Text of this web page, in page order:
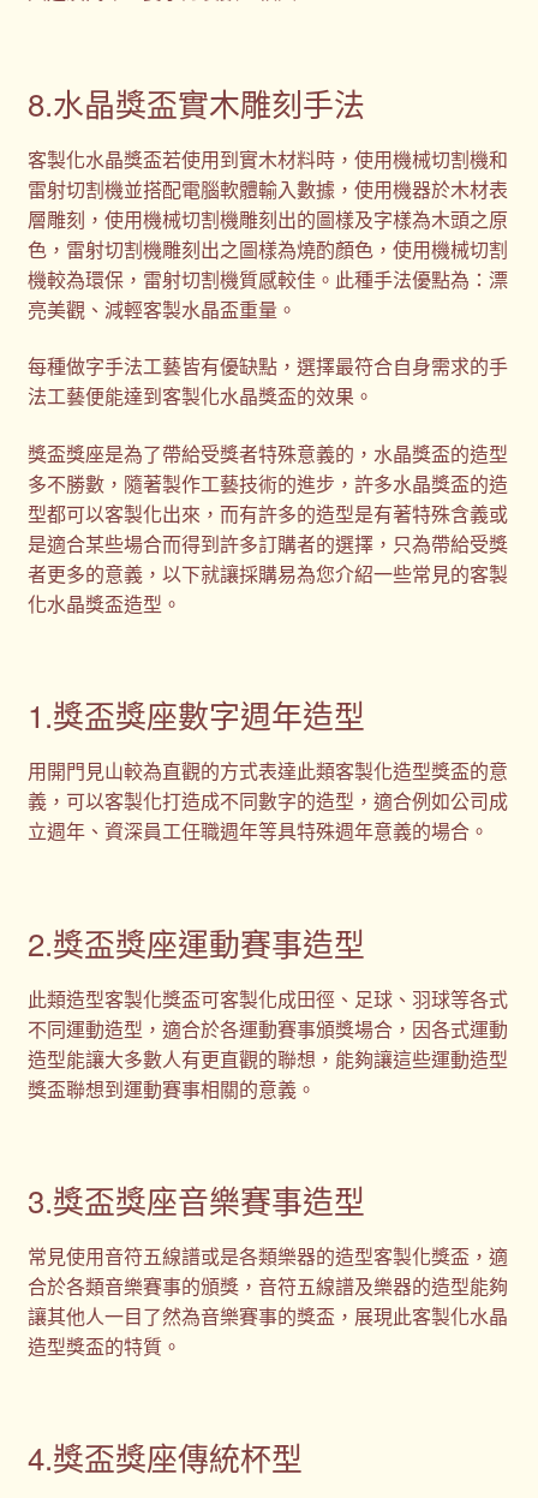
8.水晶獎盃實木雕刻手法
客製化水晶獎盃若使用到實木材料時，使用機械切割機和
雷射切割機並搭配電腦軟體輸入數據，使用機器於木材表
層雕刻，使用機械切割機雕刻出的圖樣及字樣為木頭之原
色，雷射切割機雕刻出之圖樣為燒酌顏色，使用機械切割
機較為環保，雷射切割機質感較佳。此種手法優點為：漂
亮美觀、減輕客製水晶盃重量。
每種做字手法工藝皆有優缺點，選擇最符合自身需求的手
法工藝便能達到客製化水晶獎盃的效果。
獎盃獎座是為了帶給受獎者特殊意義的，水晶獎盃的造型
多不勝數，隨著製作工藝技術的進步，許多水晶獎盃的造
型都可以客製化出來，而有許多的造型是有著特殊含義或
是適合某些場合而得到許多訂購者的選擇，只為帶給受獎
者更多的意義，以下就讓採購易為您介紹一些常見的客製
化水晶獎盃造型。
1.獎盃獎座數字週年造型
用開門見山較為直觀的方式表達此類客製化造型獎盃的意
義，可以客製化打造成不同數字的造型，適合例如公司成
立週年、資深員工任職週年等具特殊週年意義的場合。
2.獎盃獎座運動賽事造型
此類造型客製化獎盃可客製化成田徑、足球、羽球等各式
不同運動造型，適合於各運動賽事頒獎場合，因各式運動
造型能讓大多數人有更直觀的聯想，能夠讓這些運動造型
獎盃聯想到運動賽事相關的意義。
3.獎盃獎座音樂賽事造型
常見使用音符五線譜或是各類樂器的造型客製化獎盃，適
合於各類音樂賽事的頒獎，音符五線譜及樂器的造型能夠
讓其他人一目了然為音樂賽事的獎盃，展現此客製化水晶
造型獎盃的特質。
4.獎盃獎座傳統杯型